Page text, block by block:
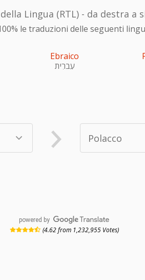
Lingua (RTL) - da destra a
le traduzioni delle seguenti
Ebraico
עִברִית
powered by
(4.62 from 1,232,955 Votes)